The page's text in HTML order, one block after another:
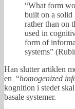
“What form
built on a solid
rather than on
used in
form of
systems”
Han slutter artiklen
en “homogenized
kognition i stedet
basale systemer.